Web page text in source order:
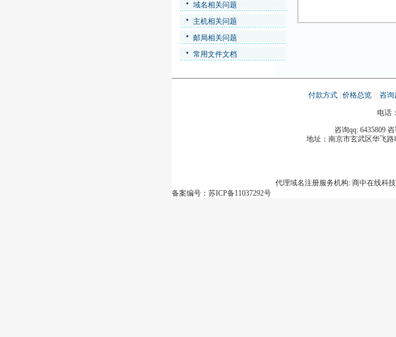
域名相关问题
主机相关问题
邮局相关问题
常用文件文档
付款方式 价格总览 咨询
电话
咨询qq: 6435809
地址： 南京市玄武区华飞路
代理域名注册服务机构: 商中在线科
备案编号：苏ICP备11037292号